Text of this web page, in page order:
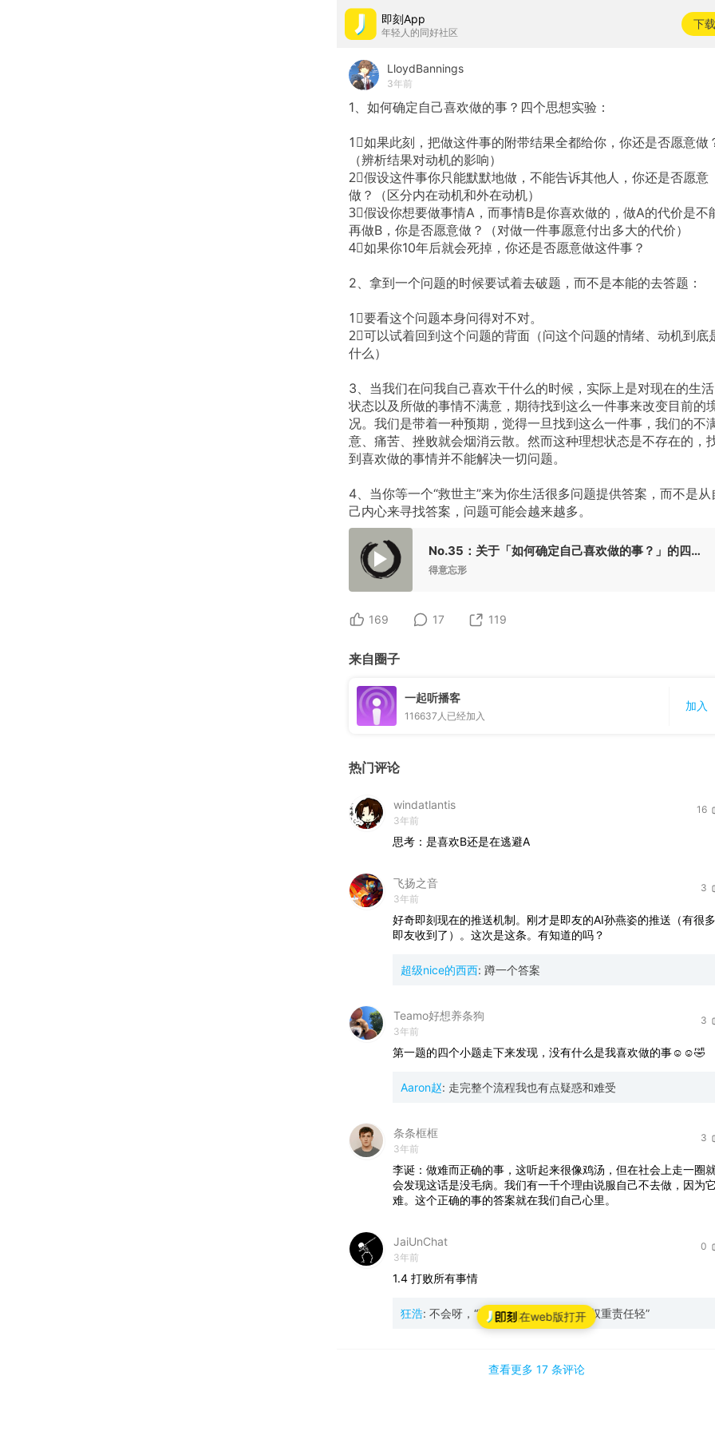
即刻App
年轻人的同好社区
下载
在web版打开
LloydBannings
3年前
1、如何确定自己喜欢做的事？四个思想实验：
1⃣️如果此刻，把做这件事的附带结果全都给你，你还是否愿意做
（辨析结果对动机的影响）
2⃣️假设这件事你只能默默地做，不能告诉其他人，你还是否愿意
做？（区分内在动机和外在动机）
3⃣️假设你想要做事情A，而事情B是你喜欢做的，做A的代价是不
再做B，你是否愿意做？（对做一件事愿意付出多大的代价）
4⃣️如果你10年后就会死掉，你还是否愿意做这件事？
2、拿到一个问题的时候要试着去破题，而不是本能的去答题：
1⃣️要看这个问题本身问得对不对。
2⃣️可以试着回到这个问题的背面（问这个问题的情绪、动机到底
什么）
3、当我们在问我自己喜欢干什么的时候，实际上是对现在的生活
状态以及所做的事情不满意，期待找到这么一件事来改变目前的
况。我们是带着一种预期，觉得一旦找到这么一件事，我们的不
意、痛苦、挫败就会烟消云散。然而这种理想状态是不存在的，
到喜欢做的事情并不能解决一切问题。
4、当你等一个“救世主”来为你生活很多问题提供答案，而不是从
己内心来寻找答案，问题可能会越来越多。
No.35：关于「如何确定自己喜欢做的事？」的四个思想实验
得意忘形
169 17 119
来自圈子
一起听播客
116637 人已经加入
加入
热门评论
windatlantis
3年前
16
思考：是喜欢B还是在逃避A
飞扬之音
3年前
3
好奇即刻现在的推送机制。刚才是即友的AI孙燕姿的推送（有很多
即友收到了）。这次是这条。有知道的吗？
超级nice的西西: 蹲一个答案
Teamo好想养条狗
3年前
3
第一题的四个小题走下来发现，没有什么是我喜欢做的事☺️☺️🤣
Aaron赵: 走完整个流程我也有点疑惑和难受
条条框框
3年前
3
李诞：做难而正确的事，这听起来很像鸡汤，但在社会上走一圈
会发现这话是没毛病。我们有一千个理由说服自己不去做，因为
难。这个正确的事的答案就在我们自己心里。
JaiUnChat
3年前
0
1.4 打败所有事情
狂浩: 不会呀，“事少钱多离家近，位高权重责任轻”
查看更多 17 条评论